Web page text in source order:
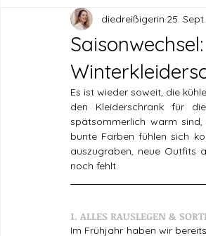
freundschaften ich mit mir
then vs now how to... jetzt
diedreißigerin 25.
Es ist wieder soweit, die
den Kleiderschrank für
spätsommerlich warm
bunte Farben fühlen sich
auszugraben, neue Outfits
noch fehlt.
1. ALLES RAUSLEGEN &
Im Frühjahr haben wir